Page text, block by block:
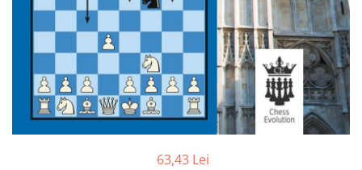
Piese de sah DGT
Piese De Sah Tematice Din Plastic
Piese Din Plastic
Piese rezerva
Piese sah electronice
63,43 Lei